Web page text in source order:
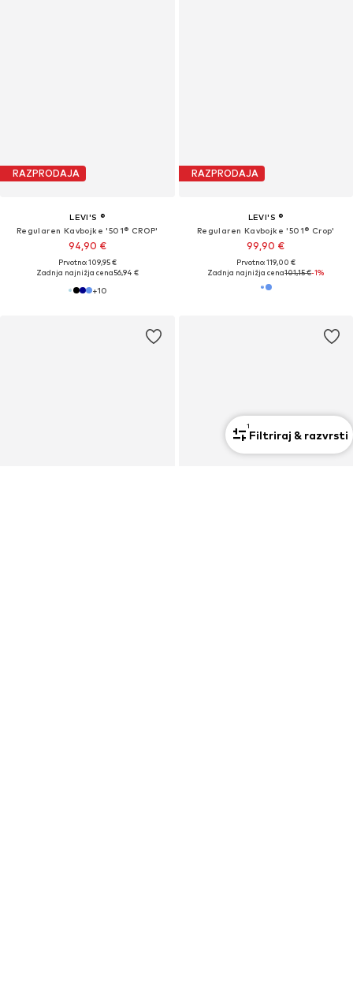
RAZPRODAJA
LEVI'S ®
Regularen Kavbojke '501® CROP'
94,90 €
Prvotno: 109,95 €
Zadnja najnižja cena56,94 €
+10
RAZPRODAJA
LEVI'S ®
Regularen Kavbojke '501® Crop'
99,90 €
Prvotno: 119,00 €
Zadnja najnižja cena101,15 €-1%
1
Filtriraj & razvrsti